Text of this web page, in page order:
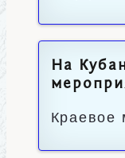
На
Краевое